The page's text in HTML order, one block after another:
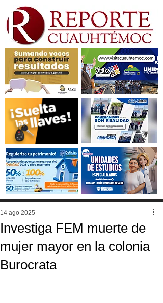
Investiga FEM muerte de
mujer mayor en la colonia
Burocrata
14 ago 2025